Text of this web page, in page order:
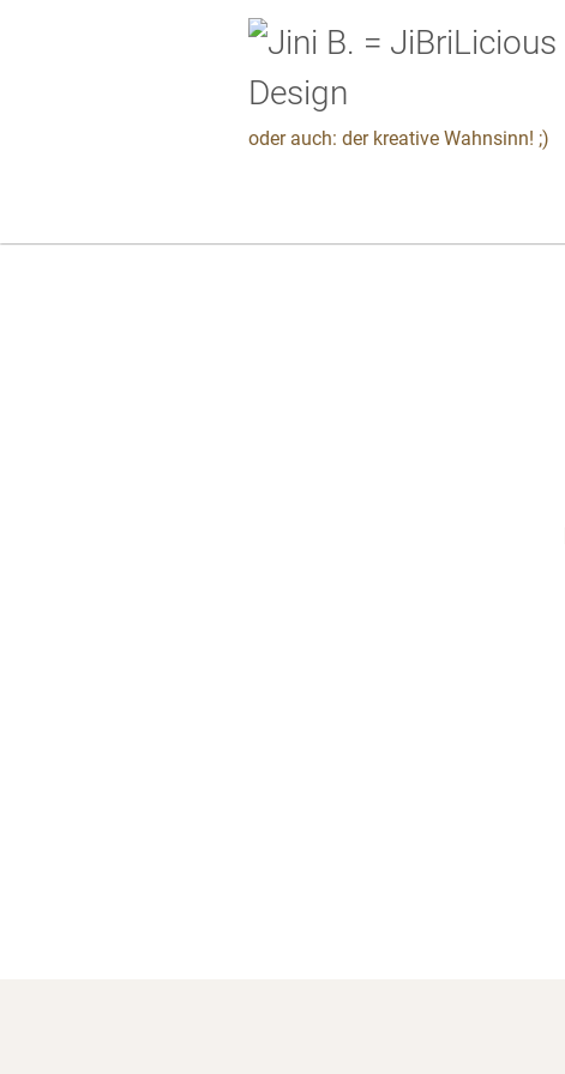
oder auch: der kreative Wahnsinn! ;)